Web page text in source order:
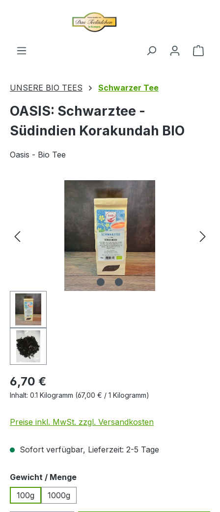
UNSERE BIO TEES Schwarzer Tee
OASIS: Schwarztee -
Südindien Korakundah BIO
Oasis - Bio Tee
Bildergalerie überspringen
6,70 €
Inhalt: 0.1 Kilogramm (67,00 € / 1 Kilogramm)
Preise inkl. MwSt. zzgl. Versandkosten
Sofort verfügbar, Lieferzeit: 2-5 Tage
Gewicht / Mengeauswählen
100g
1000g